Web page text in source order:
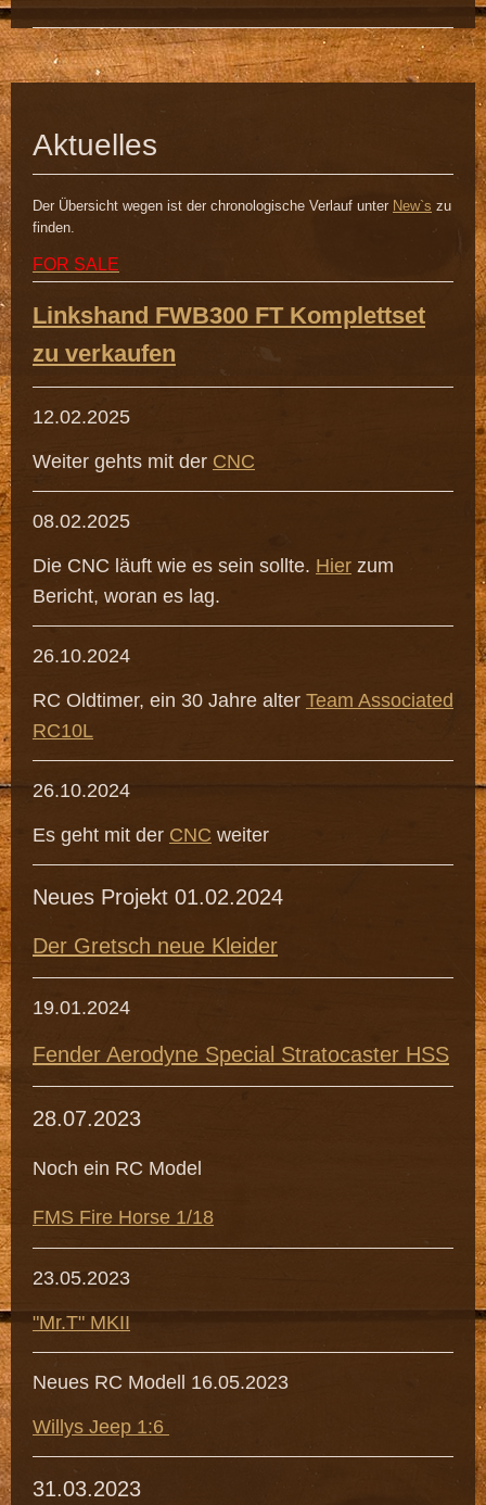
Aktuelles
Der Übersicht wegen ist der chronologische Verlauf unter New`s zu
finden.
FOR SALE
Linkshand FWB300 FT Komplettset
zu verkaufen
12.02.2025
Weiter gehts mit der CNC
08.02.2025
Die CNC läuft wie es sein sollte. Hier zum
Bericht, woran es lag.
26.10.2024
RC Oldtimer, ein 30 Jahre alter Team Associated
RC10L
26.10.2024
Es geht mit der CNC weiter
Neues Projekt 01.02.2024
Der Gretsch neue Kleider
19.01.2024
Fender Aerodyne Special Stratocaster HSS
28.07.2023
Noch ein RC Model
FMS Fire Horse 1/18
23.05.2023
"Mr.T" MKII
Neues RC Modell 16.05.2023
Willys Jeep 1:6
31.03.2023